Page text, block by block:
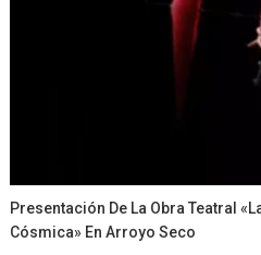
Presentación De La Obra Teatral
Cósmica» En Arroyo Seco